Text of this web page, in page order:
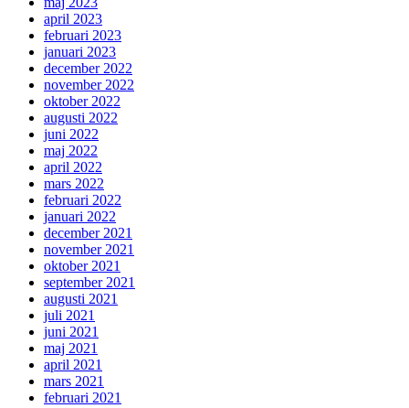
april 2023
februari 2023
januari 2023
december 2022
november 2022
oktober 2022
augusti 2022
juni 2022
maj 2022
april 2022
mars 2022
februari 2022
januari 2022
december 2021
november 2021
oktober 2021
september 2021
augusti 2021
juli 2021
juni 2021
maj 2021
april 2021
mars 2021
februari 2021